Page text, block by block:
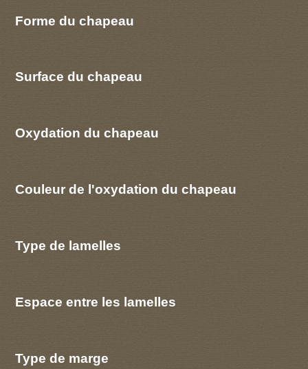
Forme du chapeau
Surface du chapeau
Oxydation du chapeau
Couleur de l'oxydation du chapeau
Type de lamelles
Espace entre les lamelles
Type de marge